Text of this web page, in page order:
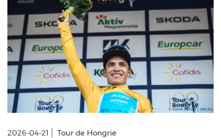
2026-04-21 Tour de Hongrie